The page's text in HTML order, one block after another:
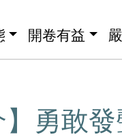
開卷有益
】勇敢